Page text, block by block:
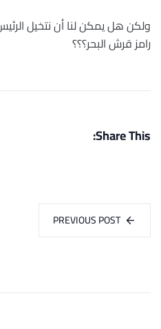
ولكن هل يمكن لنا أن نتخيل
رامز قرش البحر؟؟؟
Share This:
PREVIOUS POST